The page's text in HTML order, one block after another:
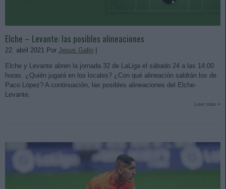
Elche – Levante: las posibles alineaciones
22. abril 2021 Por Jesus Gallo |
Elche y Levante abren la jornada 32 de LaLiga el sábado 24 a las 14:00
horas. ¿Quién jugará en los locales? ¿Con qué alineación saldrán los de
Paco López? A continuación, las posibles alineaciones del Elche-
Levante.
Leer más »